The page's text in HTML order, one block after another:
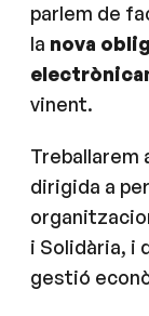
parlem de
la nova
vinent.
Treballarem
dirigida a
i Solidària, i
gestió